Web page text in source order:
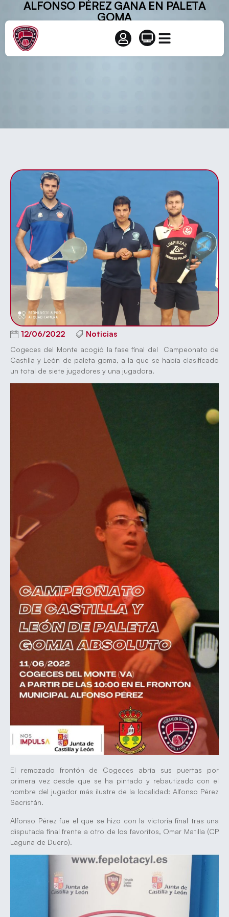
ALFONSO PÉREZ GANA EN PALETA
GOMA
12/06/2022 Noticias
Cogeces del Monte acogió la fase final del Campeonato de
Castilla y León de paleta goma, a la que se había clasificado
un total de siete jugadores y una jugadora.
El remozado frontón de Cogeces abría sus puertas por
primera vez desde que se ha pintado y rebautizado con el
nombre del jugador más ilustre de la localidad: Alfonso Pérez
Sacristán.
Alfonso Pérez fue el que se hizo con la victoria final tras una
disputada final frente a otro de los favoritos, Omar Matilla (CP
Laguna de Duero).